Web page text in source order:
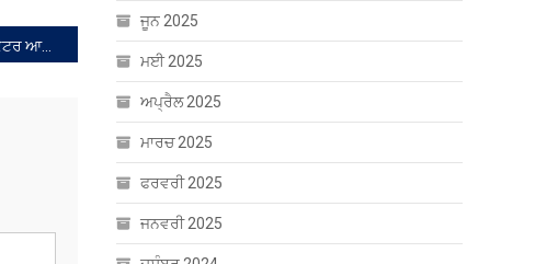
ਮਸ਼ਹੂਰ ਜੇਕੇ ਪੈਰਾ ਕ੍ਰਿਕੇਟਰ ਆਮਿਰ ਚੰਡੀਗੜ੍ਹ ਸਥਿਤ ਆਰੀਅਨਜ਼ ਗਰੁੱਪ ਆਫ਼ ਕਾਲਜਿਜ਼ ਦਾ ਬ੍ਰਾਂਡ ਅੰਬੈਸਡਰ ਬਣਿਆ
ਜੂਨ 2025
ਮਈ 2025
ਅਪ੍ਰੈਲ 2025
ਮਾਰਚ 2025
ਫਰਵਰੀ 2025
ਜਨਵਰੀ 2025